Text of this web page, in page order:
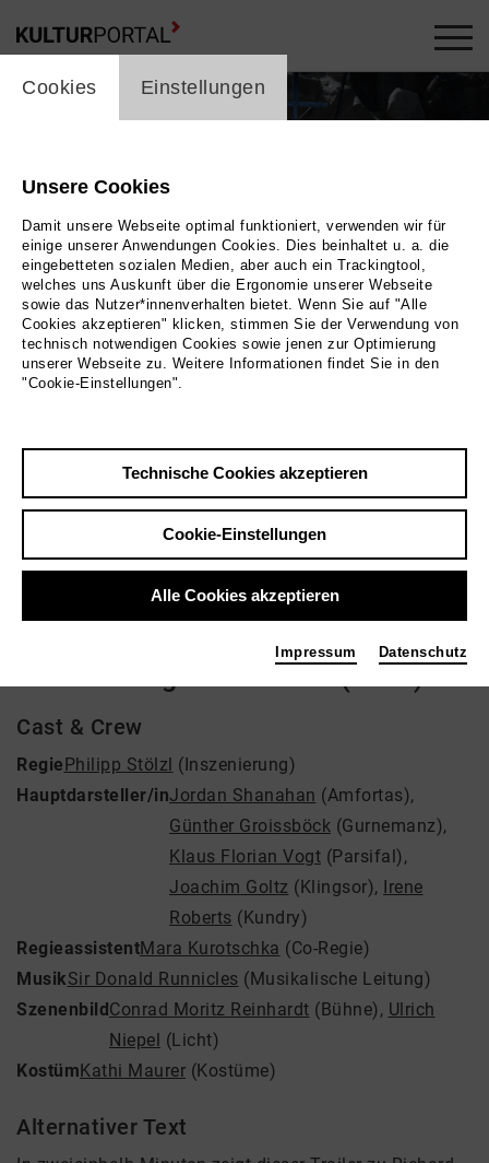
Play
Zurück|Übersicht
Film Info
Deutschland 2024 | 3 min.
Regie: Philipp Stölzl
Video VoD / live
Cast & Crew
RegiePhilipp Stölzl (Inszenierung)
Hauptdarsteller/inJordan Shanahan (Amfortas),
Günther Groissböck (Gurnemanz),
Klaus Florian Vogt (Parsifal),
Joachim Goltz (Klingsor), Irene
Roberts (Kundry)
RegieassistentMara Kurotschka (Co-Regie)
MusikSir Donald Runnicles (Musikalische Leitung)
SzenenbildConrad Moritz Reinhardt (Bühne), Ulrich
Niepel (Licht)
KostümKathi Maurer (Kostüme)
Alternativer Text
cookie_layer
Cookies Einstellungen
Unsere Cookies
Damit unsere Webseite optimal funktioniert, verwenden wir für
einige unserer Anwendungen Cookies. Dies beinhaltet u. a. die
eingebetteten sozialen Medien, aber auch ein Trackingtool,
welches uns Auskunft über die Ergonomie unserer Webseite
sowie das Nutzer*innenverhalten bietet. Wenn Sie auf "Alle
Cookies akzeptieren" klicken, stimmen Sie der Verwendung von
technisch notwendigen Cookies sowie jenen zur Optimierung
unserer Webseite zu. Weitere Informationen findet Sie in den
"Cookie-Einstellungen".
Technische Cookies akzeptieren
Cookie-Einstellungen
Alle Cookies akzeptieren
Impressum Datenschutz